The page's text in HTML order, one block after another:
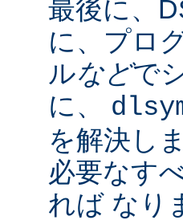
最後に、
に、プロ
ルなどで
に、
を解決し
必要なす
れば なり